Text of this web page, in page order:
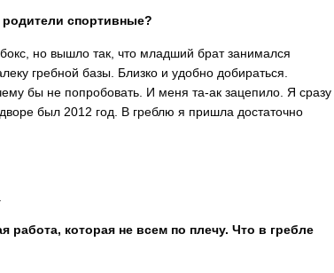
спортивные?
но вышло так, что младший брат занимался
гребной базы. Близко и удобно добираться.
бы не попробовать. И меня та-ак зацепило. Я сразу
был 2012 год. В греблю я пришла достаточно
которая не всем по плечу. Что в гребле